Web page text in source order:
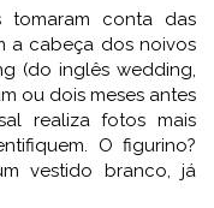
tomaram conta das
a cabeça dos noivos
(do inglês wedding,
ou dois meses antes
realiza fotos mais
O figurino?
vestido branco, já